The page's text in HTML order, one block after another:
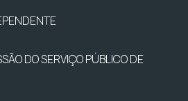
DO SERVIÇO PÚBLICO DE